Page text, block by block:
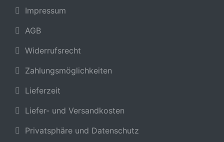
Impressum
AGB
Widerrufsrecht
Zahlungsmöglichkeiten
Lieferzeit
Liefer- und Versandkosten
Privatsphäre und Datenschutz